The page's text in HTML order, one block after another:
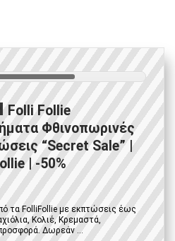
Folli Follie
Φθινοπωρινές
“Secret Sale” |
| -50%
τα FolliFollie με εκπτώσεις έως
Κολιέ, Κρεμαστά,
Δωρεάν ...